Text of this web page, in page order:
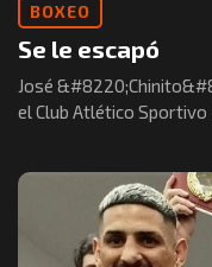
BOXEO
Se le escapó
José
el Club Atlético Sportivo